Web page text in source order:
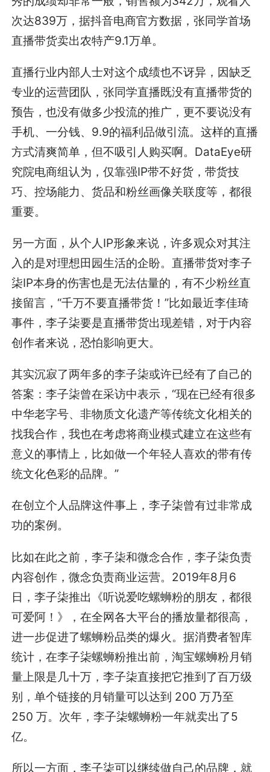
次达839万，据抖音电商官方数据，张同学首场
直播带货卖出农特产9.1万单。
直播行业内部人士对这个成绩也不讶异，因缺乏
专业的运营团队，张同学直播既没有直播带货的
预告，也没有做多少投流的推广，更不要说没有
手机、一分钱、9.9的福利品做引流。这样的直播
方式清爽简单，但不吸引人购买啊。DataEye研
究院电商组认为，仅靠强IP带不好货，带货技
巧、控场能力、货品和粉丝画像关联度等，都很
重要。
另一方面，从个人IP形象来说，许多观众对其注
入的是对理想田园生活的企盼。直播带货对李子
柒IP本身的伤害也是无法估量的，有不少粉丝直
接留言，“千万不要直播带货！”比如最近李佳琦
事件，李子柒要是直播带货出现差错，对于内容
创作者来说，恐怕影响更大。
其实沉寂了两年多的李子柒或许已经有了自己的
答案：李子柒曾在采访中表示，“现在已经有很多
中华老字号、非物质文化遗产等传统文化相关的
找我合作，我也在考虑将商业模式建立在这些有
意义的事情上，比如做一个年轻人喜欢的带有传
统文化色彩的品牌。”
在创立个人品牌这件事上，李子柒曾有过非常成
功的案例。
比如在此之前，李子柒和微念合作，李子柒负责
内容创作，微念负责商业运营。2019年8月6
日，李子柒推出《听说爱吃螺蛳粉的朋友，都很
可爱阿！》，在全网各大平台的播放量都很高，
进一步促进了螺蛳粉品类的爆火。据消费者智库
统计，在李子柒螺蛳粉推出前，淘宝螺蛳粉月销
量上限是几十万，李子柒直接把它推到了百万级
别，单个链接的月销量可以达到 200 万乃至
250 万。次年，李子柒螺蛳粉一年就卖出了5
亿。
所以一方面，李子柒可以继续做自己的品牌，就